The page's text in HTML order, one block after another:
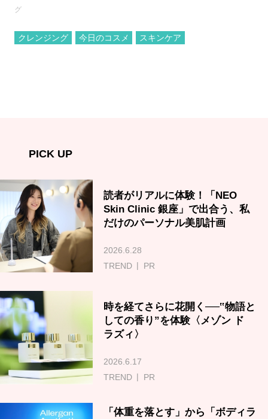
グ
クレンジング 今日のコスメ スキンケア
PICK UP
読者がリアルに体験！「NEO
Skin Clinic 銀座」で出合う、私
だけのパーソナル美肌計画
2026.6.28
TREND
PR
時を経てさらに花開く──‟物語と
しての香り”を体験〈メゾン ド
ラズィ〉
2026.6.17
TREND
PR
「体重を落とす」から「ボディラ